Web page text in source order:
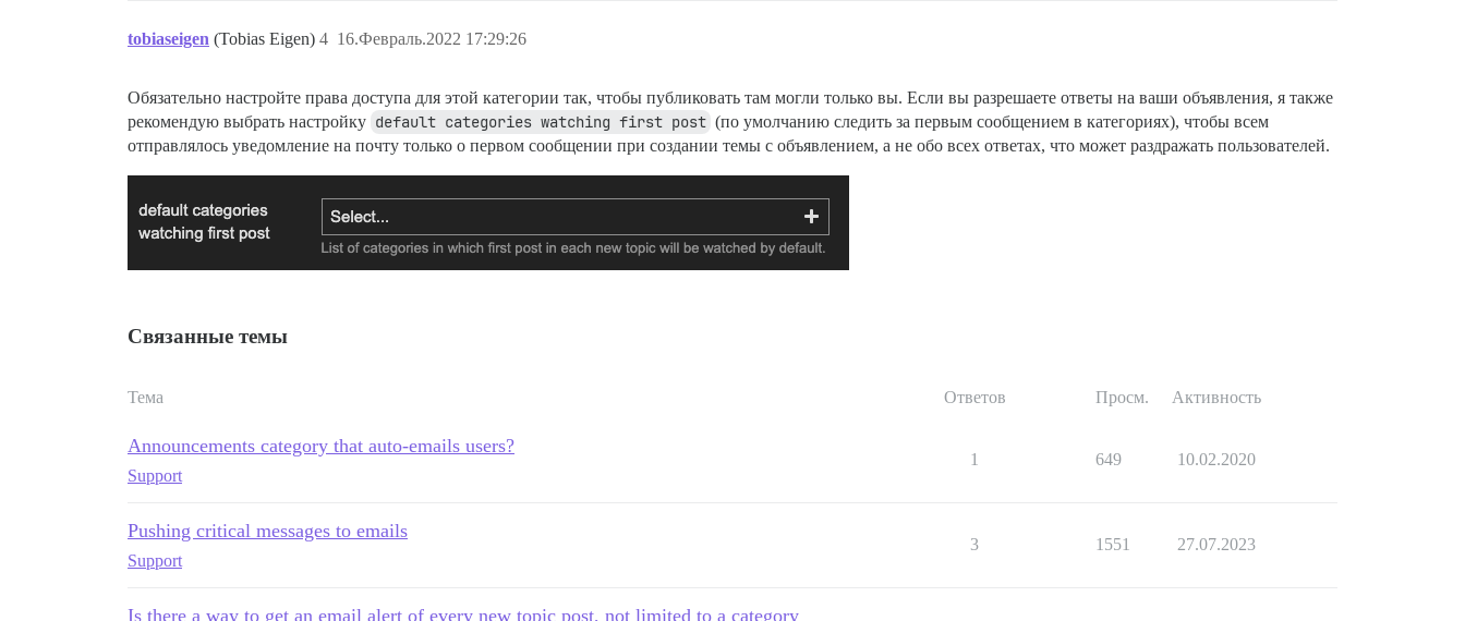
tobiaseigen (Tobias Eigen) 16.Февраль.2022 17:29:26
4
Обязательно настройте права доступа для этой категории так, чтобы публиковать там могли только вы. Если вы разрешаете ответы на ваши объявления, я также
рекомендую выбрать настройку default categories watching first post (по умолчанию следить за первым сообщением в категориях), чтобы всем
отправлялось уведомление на почту только о первом сообщении при создании темы с объявлением, а не обо всех ответах, что может раздражать пользователей.
Связанные темы
Тема Ответов Просм. Активность
Announcements category that auto-emails users?
Support
1 649 10.02.2020
Pushing critical messages to emails
Support
3 1551 27.07.2023
Is there a way to get an email alert of every new topic post, not limited to a category